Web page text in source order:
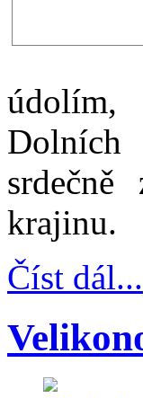
údolím,
Dolních
krajinu.
Číst dál...